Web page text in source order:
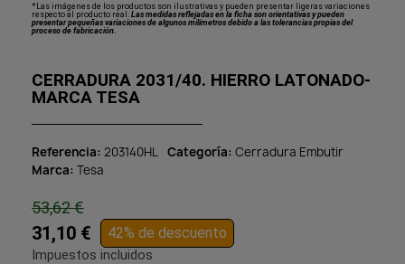
*Las imágenes de los productos son ilustrativas y pueden presentar ligeras variaciones
respecto al producto real. Las medidas reflejadas en la ficha son orientativas y pueden
presentar pequeñas variaciones de algunos milímetros debido a las tolerancias propias del
proceso de fabricación.
CERRADURA 2031/40. HIERRO LATONADO-
MARCA TESA
Referencia 203140HL Categoría Cerradura Embutir
Marca Tesa
53,62 €
31,10 € 42% de descuento
Impuestos incluidos